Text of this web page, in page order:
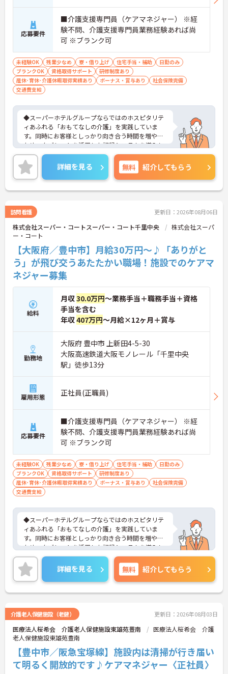
応募要件
■介護支援専門員（ケアマネジャー） ※経
験不問、介護支援専門員業務経験あれば尚
可 ※ブランク可
未経験OK 残業少なめ 寮・借り上げ 住宅手当・補助
日勤のみ
ブランクOK
資格取得サポート
研修制度あり
産休･育休･介護休暇取得実績あり
ボーナス・賞与あり
社会保険完備
交通費支給
◆スーパーホテルグループならではのホスピタリテ
ィあふれる「おもてなしの介護」を実践していま
す。同時にお客様としっかり向き合う時間を増やす
ため、タブレットを活用した記録システムを導入し
て業務の効率化も進めています。お客様一人ひとり
の人生に深く寄り添えるやりがいのあるお仕事で
す。
◆部署や施設を超えてスタッフ同士で「ありがと
う」のバッジを送り合える「サンクスバッジ」制度
が行き交うほど活発で、日々の感謝を大切にする文
化が根付いています。風通しが良く親身になってく
れる仲間が多いので、壁にぶつかっても安心して相
談できるあたたかい雰囲気です。
◆プロの介護集団を目指す独自の介護技術認定制度
「ケアマイスター」あり！また半年に1回「目標管
理シート」を作成し、月に1回上司と面談を行うこ
とで、自身の成長をしっかり実感しながら働けま
す。
詳細を見る 無料 紹介してもらう
訪問看護 更新日：2026年08月06日
株式会社スーパー・コートスーパー・コート千里中央
株式会社スーパ
ー・コート
【大阪府／豊中市】月給30万円～♪「ありがと
う」が飛び交うあたたかい職場！施設でのケアマ
ネジャー募集
給料
月収30.0万円～業務手当＋職務手当＋資格
手当を含む
年収407万円～月給×12ヶ月＋賞与
勤務地
大阪府 豊中市 上新田4-5-30
大阪高速鉄道大阪モノレール「千里中央
駅」徒歩13分
雇用形態 正社員(正職員)
応募要件
■介護支援専門員（ケアマネジャー） ※経
験不問、介護支援専門員業務経験あれば尚
可 ※ブランク可
未経験OK 残業少なめ 寮・借り上げ 住宅手当・補助
日勤のみ
ブランクOK
資格取得サポート
研修制度あり
産休･育休･介護休暇取得実績あり
ボーナス・賞与あり
社会保険完備
交通費支給
◆スーパーホテルグループならではのホスピタリテ
ィあふれる「おもてなしの介護」を実践していま
す。同時にお客様としっかり向き合う時間を増やす
ため、タブレットを活用した記録システムを導入し
て業務の効率化も進めています。お客様一人ひとり
の人生に深く寄り添えるやりがいのあるお仕事で
す。
◆部署や施設を超えてスタッフ同士で「ありがと
う」のバッジを送り合える「サンクスバッジ」制度
が行き交うほど活発で、日々の感謝を大切にする文
化が根付いています。風通しが良く親身になってく
れる仲間が多いので、壁にぶつかっても安心して相
談できるあたたかい雰囲気です。
◆プロの介護集団を目指す独自の介護技術認定制度
「ケアマイスター」あり！また半年に1回「目標管
理シート」を作成し、月に1回上司と面談を行うこ
詳細を見る 無料 紹介してもらう
介護老人保健施設（老健） 更新日：2026年08月03日
医療法人桜希会 介護老人保健施設東雄苑豊南
医療法人桜希会 介護
老人保健施設東雄苑豊南
【豊中市／阪急宝塚線】施設内は清掃が行き届い
て明るく開放的です♪ケアマネジャー〈正社員〉